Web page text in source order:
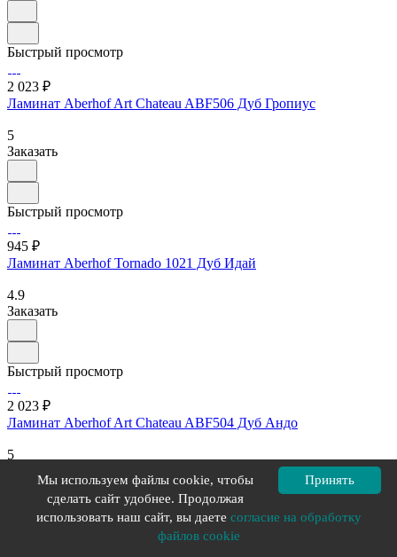
Быстрый просмотр
2 023 ₽
Ламинат Aberhof Art Chateau ABF506 Дуб Гропиус
5
Заказать
Быстрый просмотр
945 ₽
Ламинат Aberhof Tornado 1021 Дуб Идай
4.9
Заказать
Быстрый просмотр
2 023 ₽
Ламинат Aberhof Art Chateau ABF504 Дуб Андо
5
Принять
Мы используем файлы cookie, чтобы
сделать сайт удобнее. Продолжая
использовать наш сайт, вы даете согласие на обработку
файлов cookie